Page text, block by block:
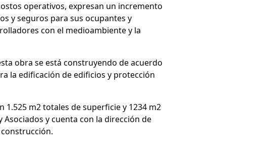
operativos, expresan un incremento
y seguros para sus ocupantes y
con el medioambiente y la
obra se está construyendo de acuerdo
la edificación de edificios y protección
m2 totales de superficie y 1234 m2
y cuenta con la dirección de